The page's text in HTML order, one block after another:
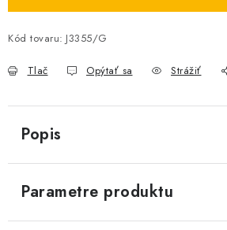
Kód tovaru: J3355/G
Tlač Opýtať sa Strážiť
Popis
Parametre produktu